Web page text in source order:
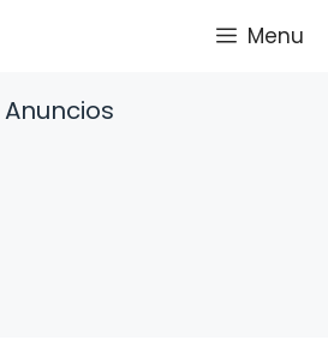
Menu
Anuncios